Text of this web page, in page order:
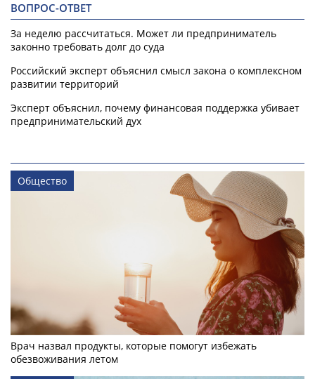
ВОПРОС-ОТВЕТ
За неделю рассчитаться. Может ли предприниматель
законно требовать долг до суда
Российский эксперт объяснил смысл закона о комплексном
развитии территорий
Эксперт объяснил, почему финансовая поддержка убивает
предпринимательский дух
Общество
Врач назвал продукты, которые помогут избежать
обезвоживания летом